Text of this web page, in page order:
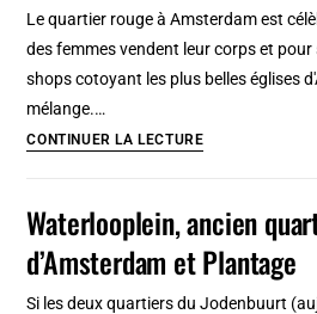
étapes]
Le quartier rouge à Amsterdam est
des femmes vendent leur corps et
shops cotoyant les plus belles églises
mélange.…
CONTINUER LA LECTUREQuartier
Amsterdam
:
Waterlooplein, ancien
d’Amsterdam et Plantage
Si les deux quartiers du Jodenbuurt